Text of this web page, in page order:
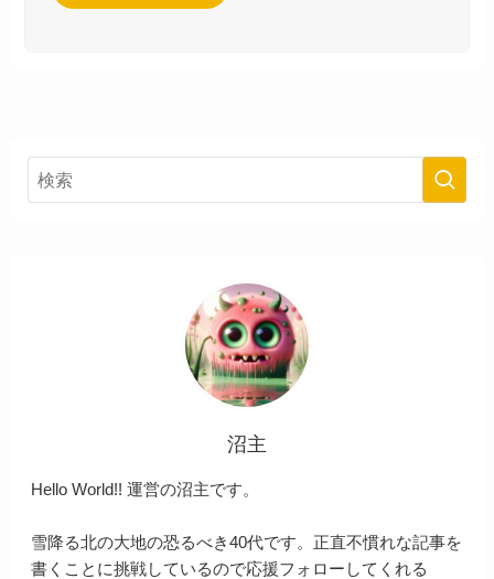
沼主
Hello World!! 運営の沼主です。
雪降る北の大地の恐るべき40代です。正直不慣れな記事を
書くことに挑戦しているので応援フォローしてくれる